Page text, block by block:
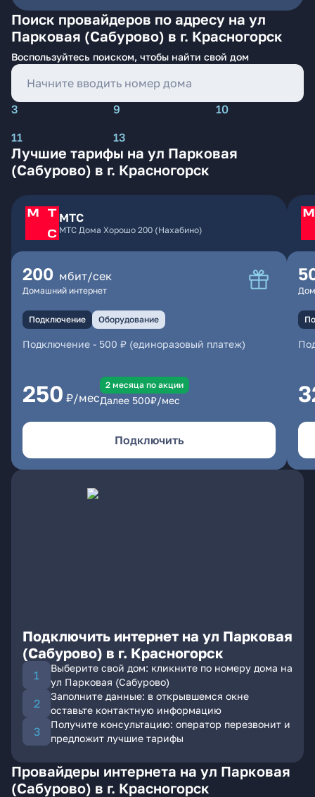
Поиск провайдеров по адресу на ул
Парковая (Сабурово) в г. Красногорск
Воспользуйтесь поиском, чтобы найти свой дом
3 9
10
11
13
Лучшие тарифы на ул Парковая
(Сабурово) в г. Красногорск
МТС
МТС Дома Хорошо 200 (Нахабино)
200 мбит/сек
Домашний интернет
Подключение Оборудование
Подключение - 500 ₽ (единоразовый платеж)
250 ₽/мес
2 месяцa по акции
Далее 500₽/мес
Подключить
Подключить интернет на ул Парковая
(Сабурово) в г. Красногорск
Выберите свой дом: кликните по номеру дома на
ул Парковая (Сабурово)
Заполните данные: в открывшемся окне
оставьте контактную информацию
Получите консультацию: оператор перезвонит и
предложит лучшие тарифы
Провайдеры интернета на ул Парковая
(Сабурово) в г. Красногорск